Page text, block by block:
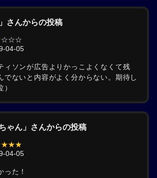
さんからの投稿
☆☆☆
04-05
ィソンが広告よりかっこよくなくて残
でないと内容がよく分からない。期待し
）
ゃん」さんからの投稿
04-05
った！